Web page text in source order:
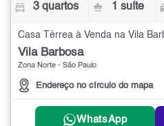
3 quartos 1 suíte
Casa Térrea à Venda na Vila
Vila Barbosa
Zona Norte - São Paulo
Endereço no círculo do mapa
WhatsApp